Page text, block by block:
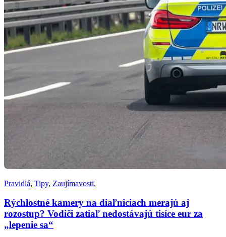
Pravidlá, Tipy, Zaujímavosti,
Rýchlostné kamery na diaľniciach merajú aj
rozostup? Vodiči zatiaľ nedostávajú tisíce eur za
„lepenie sa“